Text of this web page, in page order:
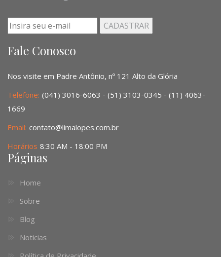
Fale Conosco
Nos visite em Padre Antônio, nº 121 Alto da Glória
Telefone: (041) 3016-6063 - (51) 3103-0345 - (11) 4063-
1669
Email: contato@limalopes.com.br
Horários 8:30 AM - 18:00 PM
Páginas
Home
Sobre
Blog
Noticias